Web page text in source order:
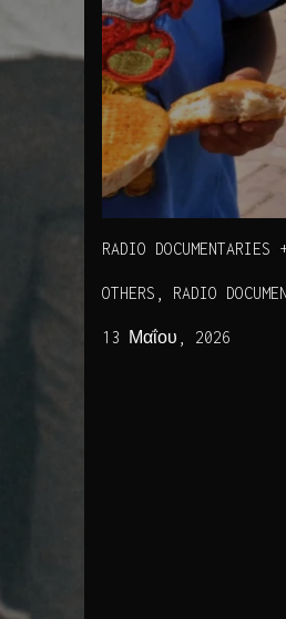
RADIO DOCUMENTARIES
OTHERS, RADIO
13 Μαΐου, 2026